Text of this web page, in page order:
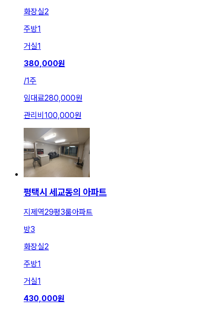
화장실2
주방1
거실1
380,000원
/1주
임대료280,000원
관리비 100,000원
평택시 세교동의 아파트
지제역29평3룸아파트
방3
화장실2
주방1
거실1
430,000원